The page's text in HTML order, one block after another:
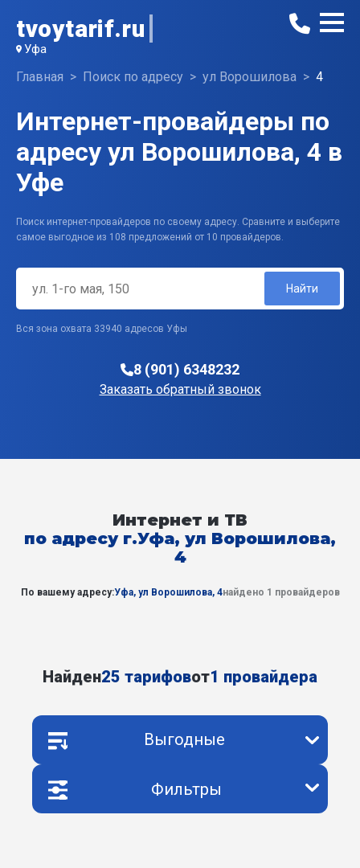
tvoytarif.ru
Уфа
Главная Поиск по адресу ул Ворошилова 4
Интернет-провайдеры по
адресу ул Ворошилова, 4 в
Уфе
Поиск интернет-провайдеров по своему адресу. Сравните и выберите
самое выгодное из 108 предложений от 10 провайдеров.
Найти
Вся зона охвата 33940 адресов Уфы
8 (901) 6348232
Заказать обратный звонок
Интернет и ТВ
по адресу г.Уфа, ул Ворошилова,
4
По вашему адресу:Уфа, ул Ворошилова, 4найдено 1 провайдеров
Найден25 тарифовот1 провайдера
Выгодные
Фильтры